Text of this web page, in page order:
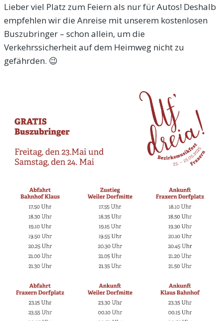
Lieber viel Platz zum Feiern als nur für Autos! Deshalb
empfehlen wir die Anreise mit unserem kostenlosen
Buszubringer – schon allein, um die
Verkehrssicherheit auf dem Heimweg nicht zu
gefährden. 😉